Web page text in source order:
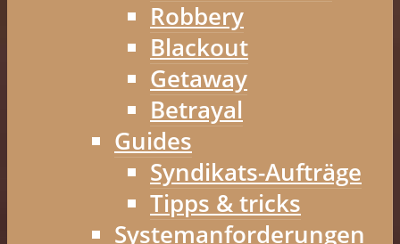
Robbery
Blackout
Getaway
Betrayal
Guides
Syndikats-Aufträge
Tipps & tricks
Systemanforderungen